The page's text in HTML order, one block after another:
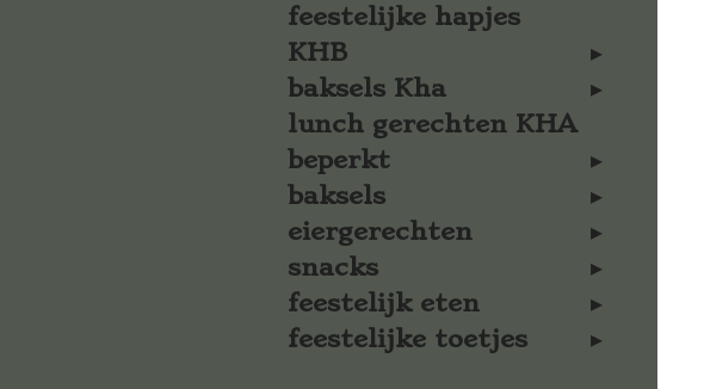
feestelijke hapjes
KHB
baksels Kha
lunch gerechten KHA
beperkt
baksels
eiergerechten
snacks
feestelijk eten
feestelijke toetjes